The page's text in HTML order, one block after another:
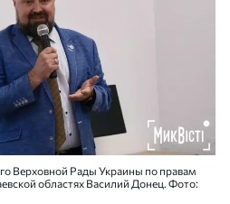
Верховной Рады Украины по правам
областях Василий Донец. Фото: